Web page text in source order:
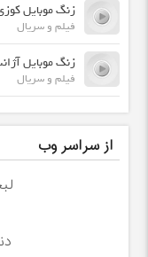
زنگ موبایل
فیلم و سریال
زنگ موبایل
فیلم و سریال
از سراسر وب